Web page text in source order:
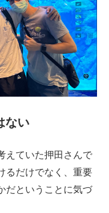
ない
えていた押田さんで
るだけでなく、重要
だということに気づ